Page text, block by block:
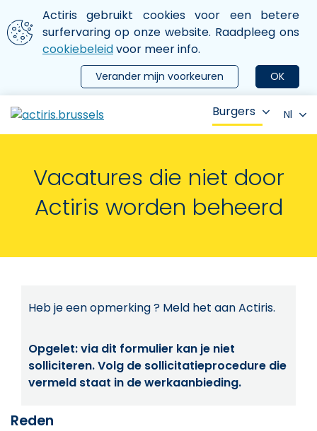
Aller au contenu principal
We gebruiken cookies
Actiris gebruikt cookies voor een betere
surfervaring op onze website. Raadpleeg ons
cookiebeleidvoor meer info.
OK
Verander mijn voorkeuren
le menu
Burgers Nl
Vacatures die niet door
Actiris worden beheerd
Heb je een opmerking ? Meld het aan Actiris.
Opgelet: via dit formulier kan je niet
solliciteren. Volg de sollicitatieprocedure die
vermeld staat in de werkaanbieding.
Reden